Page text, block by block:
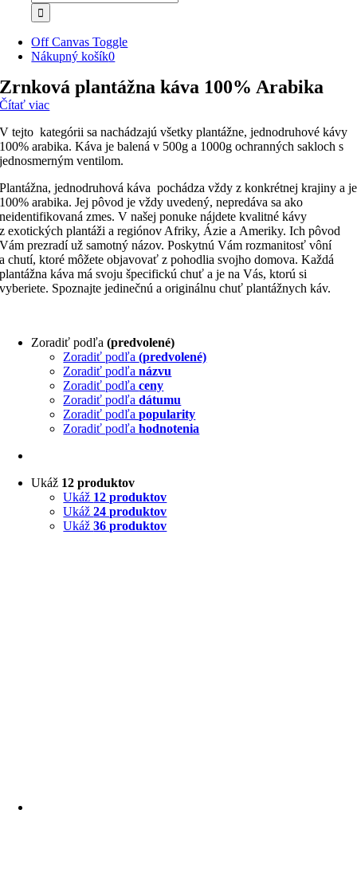
Off Canvas Toggle
Nákupný košík0
Zrnková plantážna káva 100% Arabika
Čítať viac
V tejto kategórii sa nachádzajú všetky plantážne, jednodruhové kávy
100% arabika. Káva je balená v 500g a 1000g ochranných sakloch s
jednosmerným ventilom.
Plantážna, jednodruhová káva pochádza vždy z konkrétnej krajiny a je
100% arabika. Jej pôvod je vždy uvedený, nepredáva sa ako
neidentifikovaná zmes. V našej ponuke nájdete kvalitné kávy
z exotických plantáži a regiónov Afriky, Ázie a Ameriky. Ich pôvod
Vám prezradí už samotný názov. Poskytnú Vám rozmanitosť vôní
a chutí, ktoré môžete objavovať z pohodlia svojho domova. Každá
plantážna káva má svoju špecifickú chuť a je na Vás, ktorú si
vyberiete. Spoznajte jedinečnú a originálnu chuť plantážnych káv.
Zoradiť podľa(predvolené)
Zoradiť podľa(predvolené)
Zoradiť podľanázvu
Zoradiť podľaceny
Zoradiť podľadátumu
Zoradiť podľapopularity
Zoradiť podľahodnotenia
Ukáž 12 produktov
Ukáž 12 produktov
Ukáž24 produktov
Ukáž36 produktov